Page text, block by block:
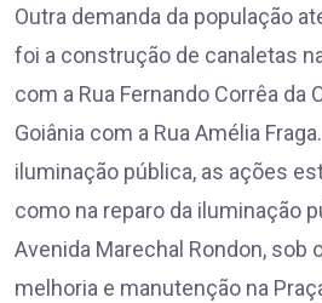
Outra demanda da população
foi a construção de canaletas
com a Rua Fernando Corrêa da
Goiânia com a Rua Amélia
iluminação pública, as ações
como na reparo da iluminação
Avenida Marechal Rondon, sob
melhoria e manutenção na